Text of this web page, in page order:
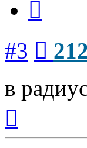
#3
в
началу